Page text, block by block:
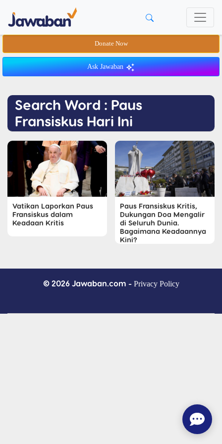
Donate Now
Ask Jawaban
Search Word : Paus
Fransiskus Hari Ini
Vatikan Laporkan Paus
Fransiskus dalam
Keadaan Kritis
Paus Fransiskus Kritis,
Dukungan Doa Mengalir
di Seluruh Dunia.
Bagaimana Keadaannya
Kini?
© 2026 Jawaban.com - Privacy Policy